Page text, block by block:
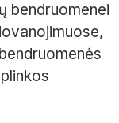
bendruomenei